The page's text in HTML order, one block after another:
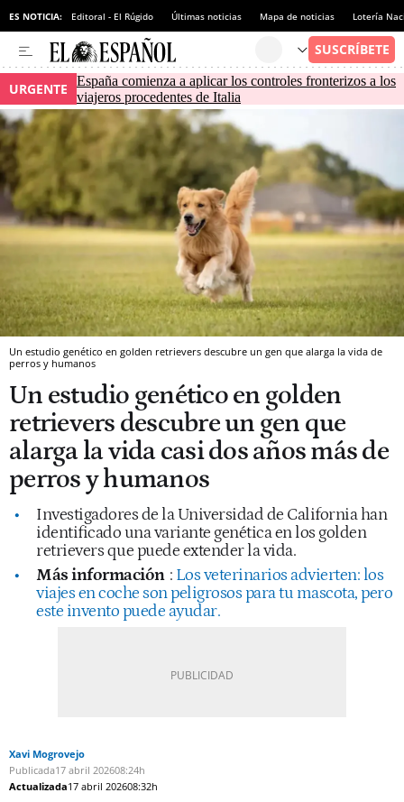
ES NOTICIA: Editoral - El Rúgido Últimas noticias Mapa de noticias Lotería
URGENTE
España comienza a aplicar los controles fronterizos a los
viajeros procedentes de Italia
Un estudio genético en golden retrievers descubre un gen que alarga la vida de
perros y humanos
Un estudio genético en golden
retrievers descubre un gen que
alarga la vida casi dos años más de
perros y humanos
Investigadores de la Universidad de California han
identificado una variante genética en los golden
retrievers que puede extender la vida.
Más información : Los veterinarios advierten: los
viajes en coche son peligrosos para tu mascota, pero
este invento puede ayudar.
Xavi Mogrovejo
Publicada17 abril 202608:24h
Actualizada17 abril 202608:32h